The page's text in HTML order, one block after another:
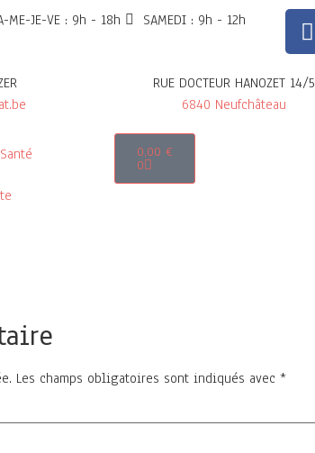
ME-JE-VE : 9h - 18h SAMEDI : 9h - 12h
RUE DOCTEUR HANOZET 14/5
6840 Neufchâteau
Santé 0,00 €
0
Les champs obligatoires sont indiqués avec *